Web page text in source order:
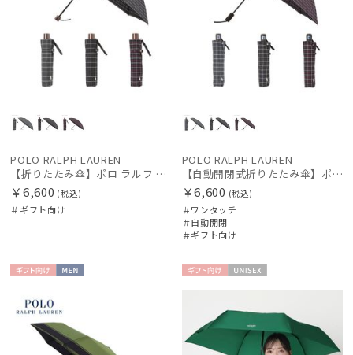
POLO RALPH LAUREN
【折りたたみ傘】ポロ ラルフ ローレン (POLO RALPH LAUREN) ロゴ刺繍
￥6,600 (税込)
＃ギフト向け
POLO RALPH LAUREN
【自動開閉式折りたたみ傘】ポロ ラルフ ローレン (POLO RALPH LAUREN) ロゴ刺繍 ワンタッチ
￥6,600 (税込)
＃ワンタッチ
＃自動開閉
＃ギフト向け
向け